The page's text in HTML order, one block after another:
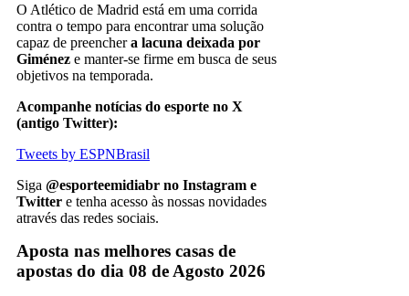
O Atlético de Madrid está em uma corrida
contra o tempo para encontrar uma solução
capaz de preenchera lacuna deixada por
Giménez e manter-se firme em busca de seus
objetivos na temporada.
Acompanhe notícias do esporte no X
(antigo Twitter):
Tweets by ESPNBrasil
Siga @esporteemidiabr no Instagram e
Twitter e tenha acesso às nossas novidades
através das redes sociais.
Aposta nas melhores casas de
apostas do dia 08 de Agosto 2026